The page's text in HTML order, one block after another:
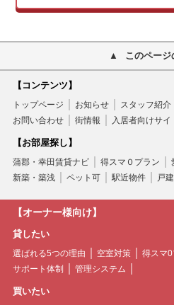
このページ
【コンテンツ】
トップページ お知らせ スタッフ紹介
お問い合わせ
街情報 入居者向けサイ
【お部屋探し】
蒲郡・幸田賃貸ナビ 得スマ０プラン
新築・築浅
ペット可 駅近物件 戸
【オーナー様向け】
貸したい
選ばれる5つの理由 空室対策 得スマ0
サポート体制
管理システム
買いたい